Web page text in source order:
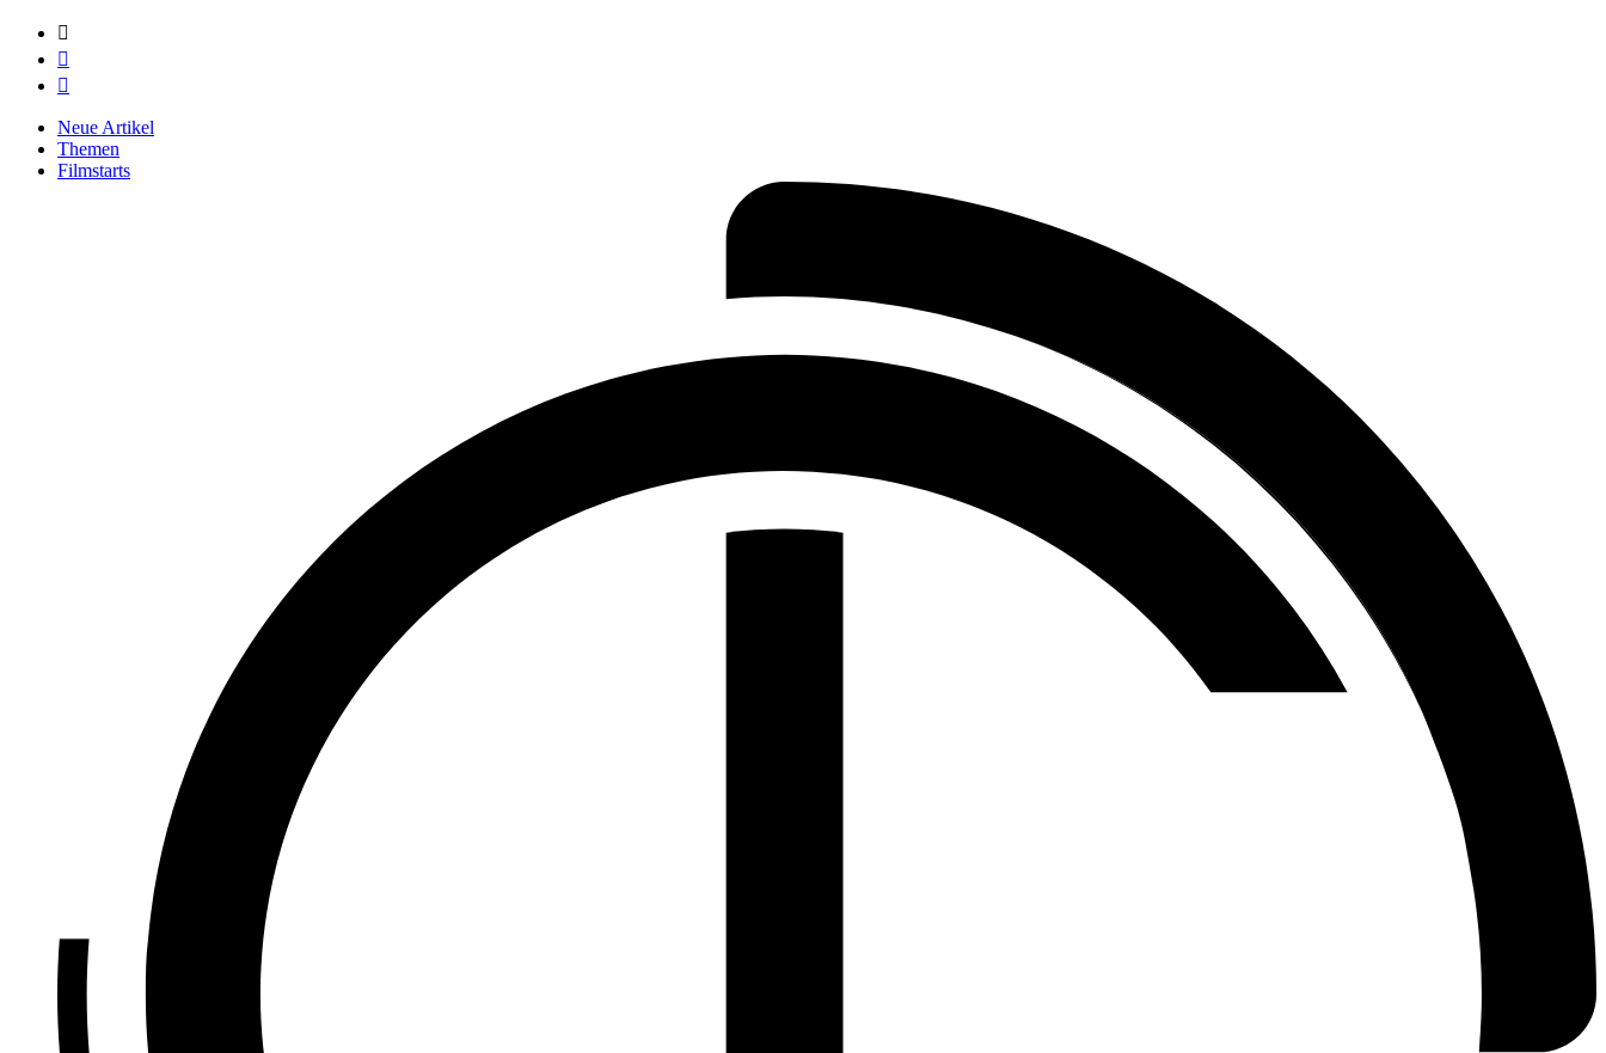



Neue Artikel
Themen
Filmstarts